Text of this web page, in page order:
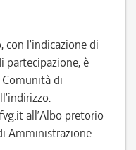
l’indicazione di
è
di
all’Albo pretorio
Amministrazione